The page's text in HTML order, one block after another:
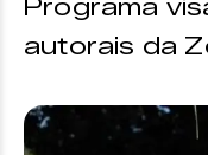
Programa
autorais da